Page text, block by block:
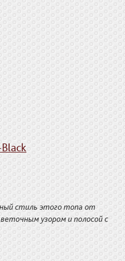
стиль этого топа от
узором и полосой с